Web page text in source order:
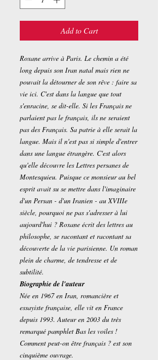
Add to Cart
Roxane arrive à Paris. Le chemin a été
long depuis son Iran natal mais rien ne
pouvait la détourner de son rêve : faire sa
vie ici. C'est dans la langue que tout
s'enracine, se dit-elle. Si les Français ne
parlaient pas le français, ils ne seraient
pas des Français. Sa patrie à elle serait la
langue. Mais il n'est pas si simple d'entrer
dans une langue étrangère. C'est alors
qu'elle découvre les Lettres persanes de
Montesquieu. Puisque ce monsieur au bel
esprit avait su se mettre dans l'imaginaire
d'un Persan - d'un Iranien - au XVIIIe
siècle, pourquoi ne pas s'adresser à lui
aujourd'hui ? Roxane écrit des lettres au
philosophe, se racontant et racontant sa
découverte de la vie parisienne. Un roman
plein de charme, de tendresse et de
subtilité.
Biographie de l'auteur
Née en 1967 en Iran, romancière et
essayiste française, elle vit en France
depuis 1993. Auteur en 2003 du très
remarqué pamphlet Bas les voiles !
Comment peut-on être français ? est son
cinquième ouvrage.